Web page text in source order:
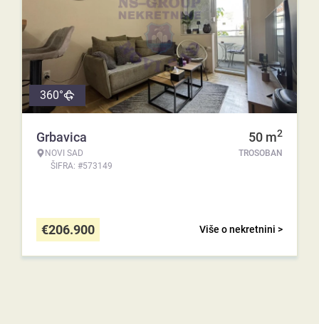
360°
Grbavica
NOVI SAD
ŠIFRA: #573149
50 m2
TROSOBAN
Više o nekretnini >
€206.900